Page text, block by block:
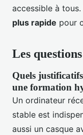
accessible à tous.
plus rapide pour
Les
Quels
une formation
Un ordinateur
stable est
aussi un casque